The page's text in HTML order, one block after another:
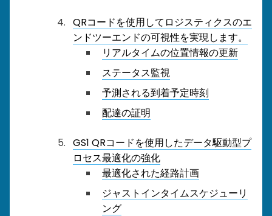
QRコードを使用してロジスティクスのエ
ンドツーエンドの可視性を実現します。
リアルタイムの位置情報の更新
ステータス監視
予測される到着予定時刻
配達の証明
GS1 QRコードを使用したデータ駆動型プ
ロセス最適化の強化
最適化された経路計画
ジャストインタイムスケジューリ
ング